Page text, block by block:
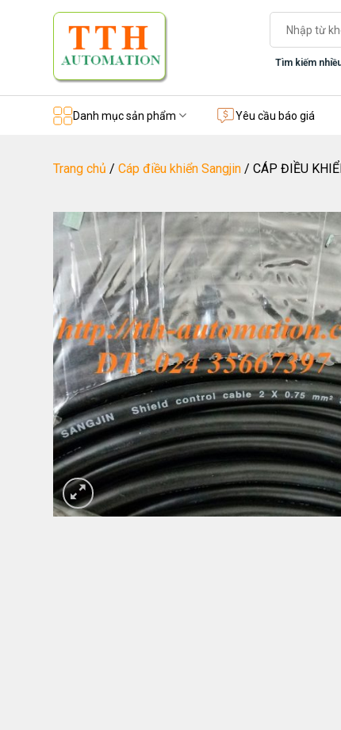
kiếm:
Tìm kiếm
Danh mục sản phẩm Yêu cầu báo giá
Trang chủ / Cáp điều khiển Sangjin / CÁP ĐIỀU